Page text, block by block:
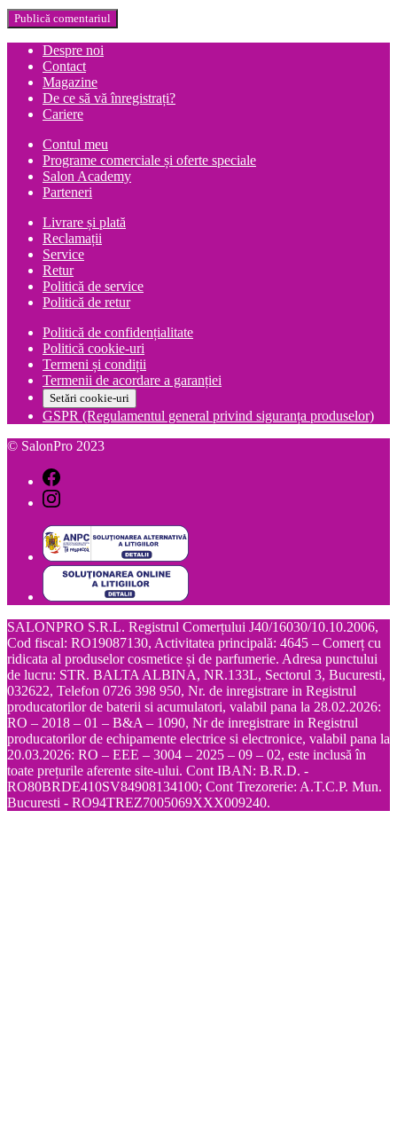
Despre noi
Contact
Magazine
De ce să vă înregistrați?
Cariere
Contul meu
Programe comerciale și oferte speciale
Salon Academy
Parteneri
Livrare și plată
Reclamații
Service
Retur
Politică de service
Politică de retur
Politică de confidențialitate
Politică cookie-uri
Termeni și condiții
Termenii de acordare a garanției
Setări cookie-uri
GSPR (Regulamentul general privind siguranța produselor)
© SalonPro 2023
SALONPRO S.R.L. Registrul Comerțului J40/16030/10.10.2006,
Cod fiscal: RO19087130, Activitatea principală: 4645 – Comerț cu
ridicata al produselor cosmetice și de parfumerie. Adresa punctului
de lucru: STR. BALTA ALBINA, NR.133L, Sectorul 3, Bucuresti,
032622, Telefon 0726 398 950, Nr. de inregistrare in Registrul
producatorilor de baterii si acumulatori, valabil pana la 28.02.2026:
RO – 2018 – 01 – B&A – 1090, Nr de inregistrare in Registrul
producatorilor de echipamente electrice si electronice, valabil pana la
20.03.2026: RO – EEE – 3004 – 2025 – 09 – 02, este inclusă în
toate prețurile aferente site-ului. Cont IBAN: B.R.D. -
RO80BRDE410SV84908134100; Cont Trezorerie: A.T.C.P. Mun.
Bucuresti - RO94TREZ7005069XXX009240.